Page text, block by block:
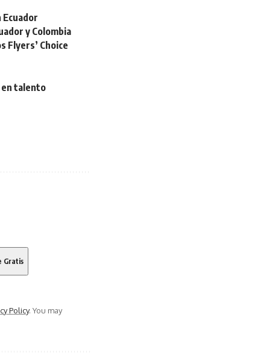
y Colombia
Flyers’ Choice
en talento
Policy. You may